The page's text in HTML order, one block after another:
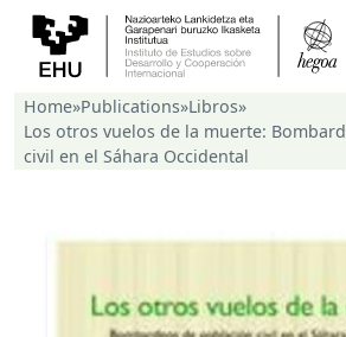
Home»Publications»Libros»
Los otros vuelos de la muerte:
civil en el Sáhara Occidental